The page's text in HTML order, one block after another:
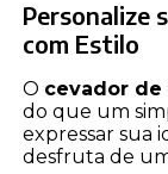
Personalize
com Estilo
O cevador de
do que um
expressar sua
desfruta de